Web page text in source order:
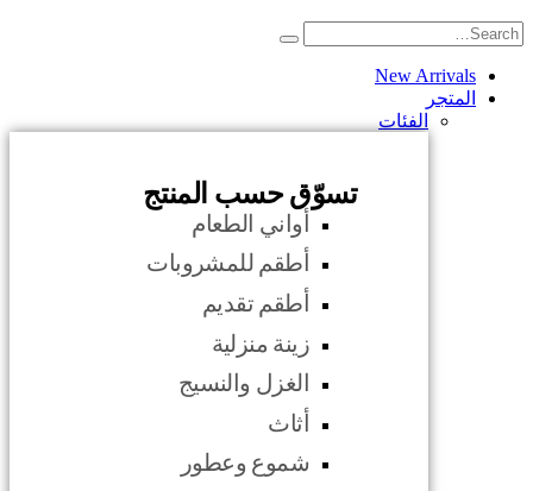
New Arrivals
المتجر
الفئات
تسوّق حسب المنتج
أواني الطعام
أطقم للمشروبات
أطقم تقديم
زينة منزلية
الغزل والنسيج
أثاث
شموع وعطور